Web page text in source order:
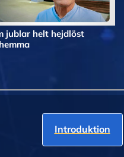
jublar helt hejdlöst
Introduktion